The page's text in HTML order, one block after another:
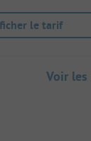
le tarif
Voir les